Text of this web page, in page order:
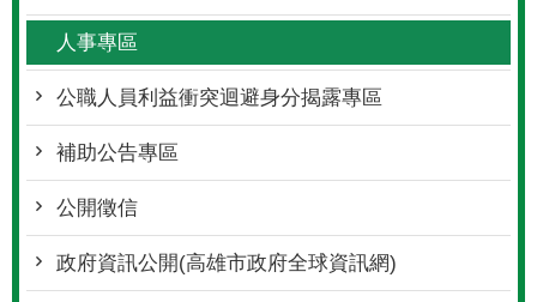
人事專區
公職人員利益衝突迴避身分揭露專區
補助公告專區
公開徵信
政府資訊公開(高雄市政府全球資訊網)